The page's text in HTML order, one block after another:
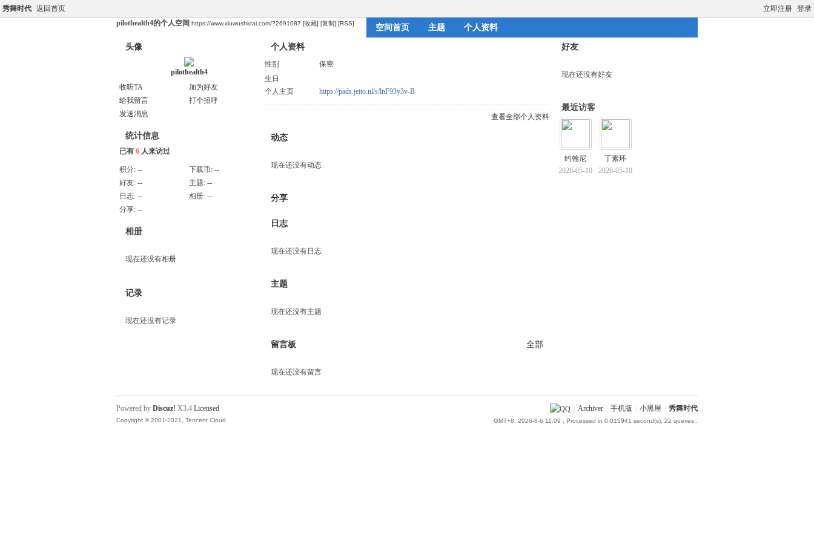
立即注册 登录
秀舞时代 返回首页
pilothealth4的个人空间 https://www.xiuwushidai.com/?2691087 [收藏] [复制] [RSS] 空间首页 主题 个人资料
头像
pilothealth4
收听TA
加为好友
给我留言
打个招呼
发送消息
统计信息
已有 6 人来访过
积分: -- 下载币: --
好友: -- 主题: --
日志: -- 相册: --
分享: --
相册
现在还没有相册
记录
现在还没有记录
个人资料
性别
保密
生日
个人主页
https://pads.jeito.nl/s/lnF93y3v-B
查看全部个人资料
动态
现在还没有动态
分享
日志
现在还没有日志
主题
现在还没有主题
留言板 全部
现在还没有留言
好友
现在还没有好友
最近访客
约翰尼
2026-05-10
丁素环
2026-05-10
Archiver 手机版 小黑屋 秀舞时代
GMT+8, 2026-8-6 11:09 , Processed in 0.015941 second(s), 22 queries .
Powered by Discuz! X3.4 Licensed
Copyright © 2001-2021, Tencent Cloud.